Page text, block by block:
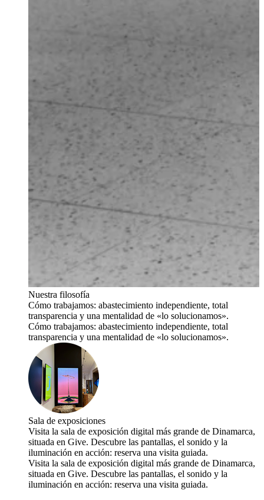
Nuestra filosofía
Cómo trabajamos: abastecimiento independiente, total
transparencia y una mentalidad de «lo solucionamos».
Cómo trabajamos: abastecimiento independiente, total
transparencia y una mentalidad de «lo solucionamos».
Sala de exposiciones
Visita la sala de exposición digital más grande de Dinamarca,
situada en Give. Descubre las pantallas, el sonido y la
iluminación en acción: reserva una visita guiada.
Visita la sala de exposición digital más grande de Dinamarca,
situada en Give. Descubre las pantallas, el sonido y la
iluminación en acción: reserva una visita guiada.